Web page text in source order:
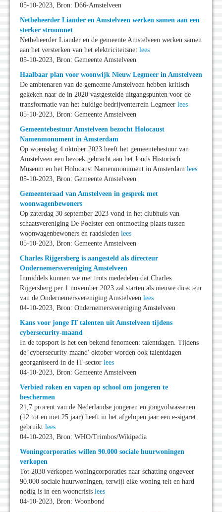
05-10-2023, Bron: D66-Amstelveen
Netbeheerder Liander en Amstelveen werken samen aan een
sterker stroomnet
Netbeheerder Liander en de gemeente Amstelveen werken samen
aan het versterken van het elektriciteitsnet lees
05-10-2023, Bron: Gemeente Amstelveen
Haalbaar plan voor woonwijk Nieuw Legmeer in Amstelveen
De ambtenaren van de gemeente Amstelveen hebben kritisch
gekeken naar de in 2020 vastgestelde uitgangspunten voor de
transformatie van het huidige bedrijventerrein Legmeer lees
05-10-2023, Bron: Gemeente Amstelveen
Gemeentebestuur Amstelveen bezocht Holocaust
Namenmonument in Amsterdam
Op woensdag 4 oktober 2023 heeft het gemeentebestuur van
Amstelveen een bezoek gebracht aan het Joods Historisch
Museum en het Holocaust Namenmonument in Amsterdam lees
05-10-2023, Bron: Gemeente Amstelveen
Gemeenteraad van Amstelveen in gesprek met
woonwagenbewoners
Op zaterdag 30 september 2023 vond in het clubhuis van
schaatsvereniging De Poelster een ontmoeting plaats tussen
woonwagenbewoners en raadsleden lees
05-10-2023, Bron: Gemeente Amstelveen
Charles Rijgersberg is aangesteld als directeur
Ondernemersvereniging Amstelveen
Inmiddels kunnen we met trots mededelen dat Charles
Rijgersberg per 1 november 2023 zal starten als nieuwe directeur
van de Ondernemersvereniging Amstelveen lees
04-10-2023, Bron: Ondernemersvereniging Amstelveen
Kans voor jonge IT talenten uit Amstelveen tijdens
cybersecurity-maand
In de topsport is het een bekend fenomeen: talentdagen. Tijdens
de 'cybersecurity-maand' oktober worden ook talentdagen
georganiseerd in de IT-sector lees
04-10-2023, Bron: Gemeente Amstelveen
Verbied roken en vapen op school om jongeren te
beschermen
21,7 procent van de Nederlandse jongeren en jongvolwassenen
(12 tot en met 25 jaar) heeft in het afgelopen jaar een e-sigaret
gebruikt lees
04-10-2023, Bron: WHO/Trimbos/Wikipedia
Woningcorporaties willen 90.000 sociale huurwoningen
verkopen
Tot 2030 verkopen woningcorporaties naar schatting ongeveer
90.000 sociale huurwoningen, terwijl elke woning telt en hard
nodig is in een wooncrisis lees
04-10-2023, Bron: Woonbond